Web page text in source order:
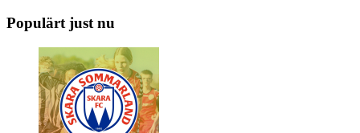
Populärt just nu